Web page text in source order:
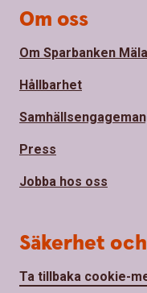
Om oss
Om Sparbanken
Hållbarhet
Press
Jobba hos oss
Säkerhet
Ta tillbaka cookie-